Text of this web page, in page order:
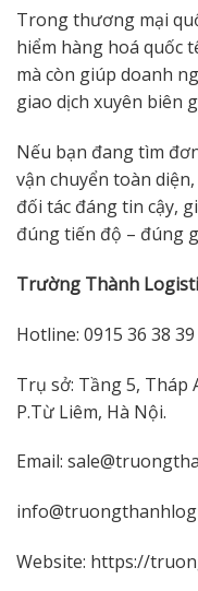
Trong thương mại
hiểm hàng hoá quốc
mà còn giúp doanh
giao dịch xuyên biên
Nếu bạn đang tìm
vận chuyển toàn
đối tác đáng tin cậy,
đúng tiến độ – đúng
Trường Thành
Hotline: 0915 36 38 39
Trụ sở: Tầng 5, Tháp
P.Từ Liêm, Hà Nội.
Email:
Website: https://